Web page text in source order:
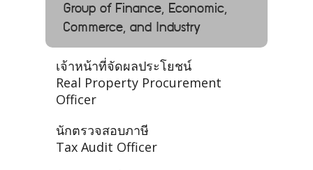
Group of Finance, Economic,
Commerce, and Industry
เจ้าหน้าที่จัดผลประโยชน์
Real Property Procurement
Officer
นักตรวจสอบภาษี
Tax Audit Officer